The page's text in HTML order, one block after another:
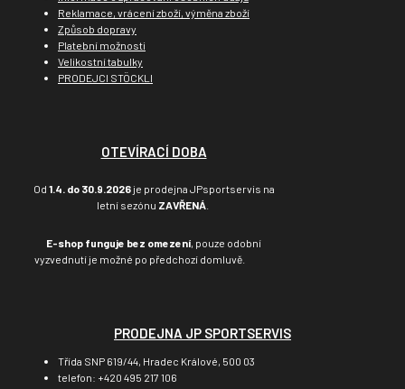
Reklamace, vrácení zboží, výměna zboží
Způsob dopravy
Platební možnosti
Velikostní tabulky
PRODEJCI STÖCKLI
OTEVÍRACÍ DOBA
Od 1.4. do 30.9.2026je prodejna JPsportservis na
letní sezónu ZAVŘENÁ
E-shop funguje bez omezení , pouze odobní
vyzvednutí je možné po předchozí domluvě.
PRODEJNA JP SPORTSERVIS
Třída SNP 619/44, Hradec Králové, 500 03
telefon: +420 495 217 106